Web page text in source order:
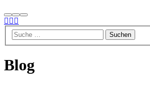
Suchen
Mehr
Info
Hauptmenü
Blog